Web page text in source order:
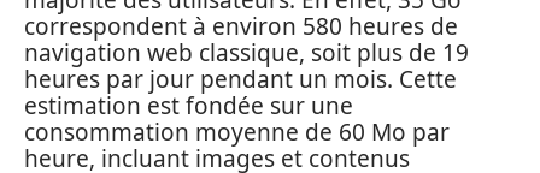
correspondent à environ 580 heures de
navigation web classique, soit plus de 19
heures par jour pendant un mois. Cette
estimation est fondée sur une
consommation moyenne de 60 Mo par
heure, incluant images et contenus